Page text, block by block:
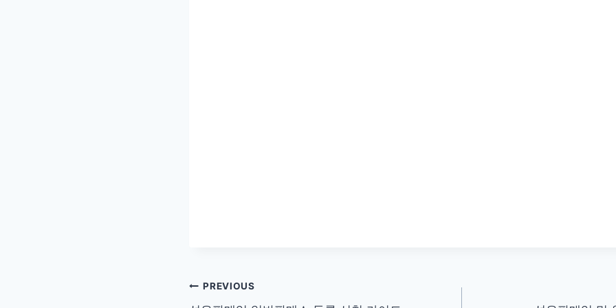
글PREVIOUS